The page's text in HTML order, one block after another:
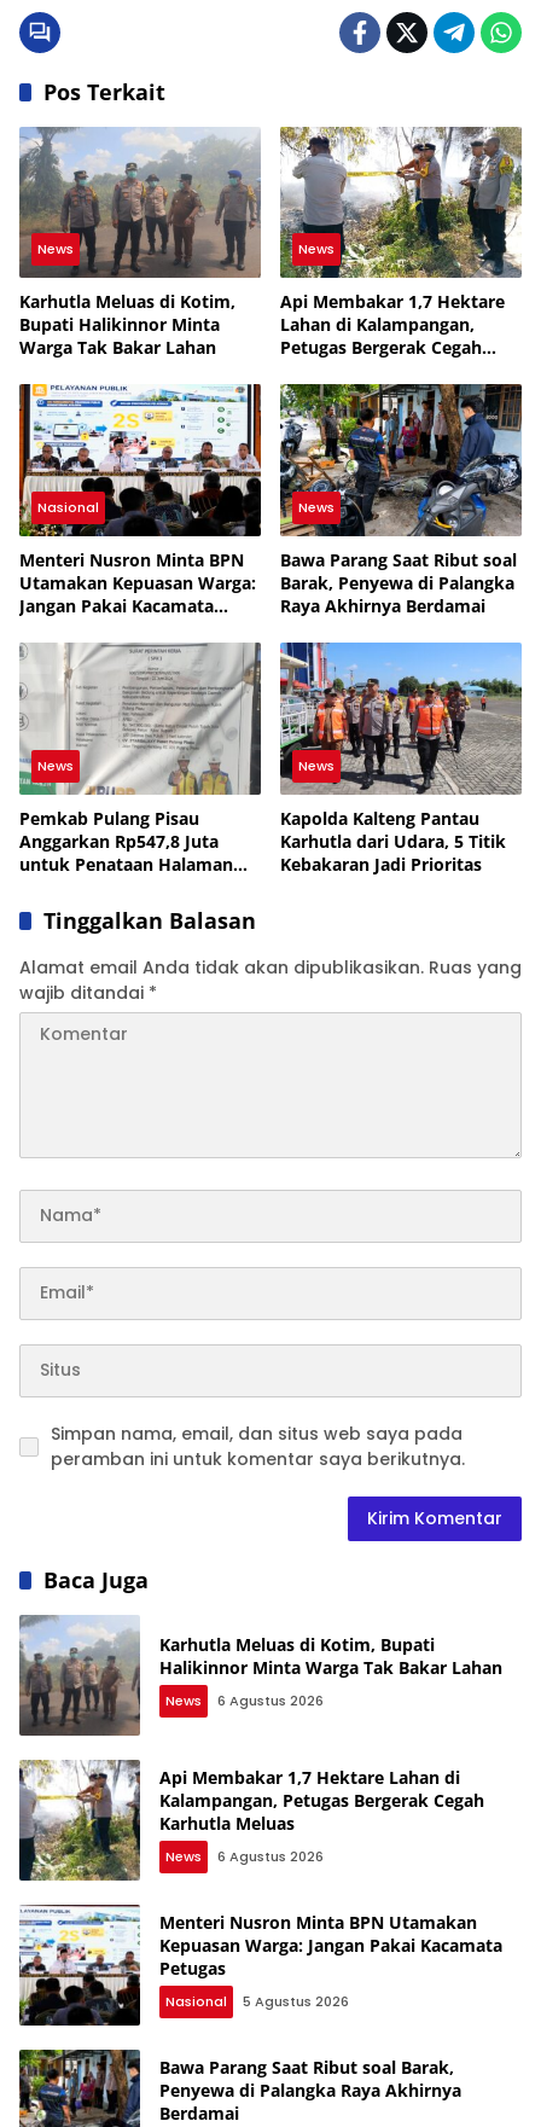
Pos Terkait
News
Karhutla Meluas di Kotim,
Bupati Halikinnor Minta
Warga Tak Bakar Lahan
News
Api Membakar 1,7 Hektare
Lahan di Kalampangan,
Petugas Bergerak Cegah
Nasional
Menteri Nusron Minta BPN
Utamakan Kepuasan Warga:
Jangan Pakai Kacamata
News
Bawa Parang Saat Ribut soal
Barak, Penyewa di Palangka
Raya Akhirnya Berdamai
News
Pemkab Pulang Pisau
Anggarkan Rp547,8 Juta
untuk Penataan Halaman
News
Kapolda Kalteng Pantau
Karhutla dari Udara, 5 Titik
Kebakaran Jadi Prioritas
Tinggalkan Balasan
Alamat email Anda tidak akan dipublikasikan. Ruas yang
wajib ditandai *
Simpan nama, email, dan situs web saya pada
peramban ini untuk komentar saya berikutnya.
Baca Juga
Karhutla Meluas di Kotim, Bupati
Halikinnor Minta Warga Tak Bakar Lahan
News 6 Agustus 2026
Api Membakar 1,7 Hektare Lahan di
Kalampangan, Petugas Bergerak Cegah
Karhutla Meluas
News 6 Agustus 2026
Menteri Nusron Minta BPN Utamakan
Kepuasan Warga: Jangan Pakai Kacamata
Petugas
Nasional 5 Agustus 2026
Bawa Parang Saat Ribut soal Barak,
Penyewa di Palangka Raya Akhirnya
Berdamai